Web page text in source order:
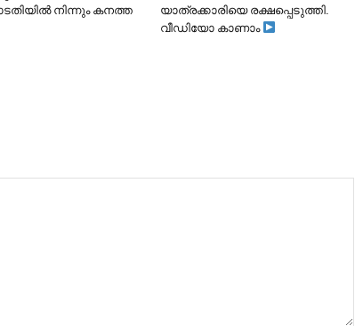
നിന്നും കനത്ത
യാത്രക്കാരിയെ രക്ഷപ്പെടുത്തി.
വീഡിയോ കാണാം